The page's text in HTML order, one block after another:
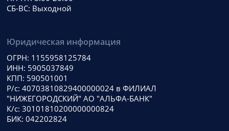
СБ-ВС: Выходной
Юридическая информация
ОГРН: 1155958125784
ИНН: 5905037849
КПП: 590501001
Р/с: 40703810829400000024 в ФИЛИАЛ
"НИЖЕГОРОДСКИЙ" АО "АЛЬФА-БАНК"
К/с: 30101810200000000824
БИК: 042202824